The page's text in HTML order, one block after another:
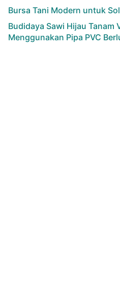
Bursa Tani Modern untuk
Budidaya Sawi Hijau Tanam
Menggunakan Pipa PVC